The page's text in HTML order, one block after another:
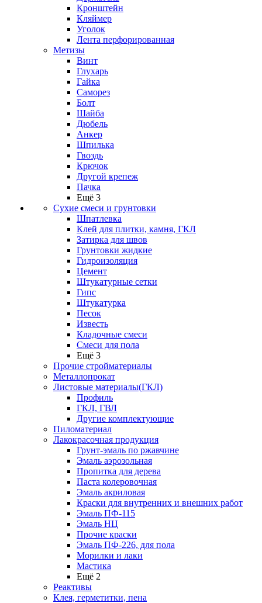
Кронштейн
Кляймер
Уголок
Лента перфорированная
Метизы
Винт
Глухарь
Гайка
Саморез
Болт
Шайба
Дюбель
Анкер
Шпилька
Гвоздь
Крючок
Другой крепеж
Пачка
Ещё 3
Сухие смеси и грунтовки
Шпатлевка
Клей для плитки, камня, ГКЛ
Затирка для швов
Грунтовки жидкие
Гидроизоляция
Цемент
Штукатурные сетки
Гипс
Штукатурка
Песок
Известь
Кладочные смеси
Смеси для пола
Ещё 3
Прочие стройматериалы
Металлопрокат
Листовые материалы(ГКЛ)
Профиль
ГКЛ, ГВЛ
Другие комплектующие
Пиломатериал
Лакокрасочная продукция
Грунт-эмаль по ржавчине
Эмаль аэрозольная
Пропитка для дерева
Паста колеровочная
Эмаль акриловая
Краски для внутренних и внешних работ
Эмаль ПФ-115
Эмаль НЦ
Прочие краски
Эмаль ПФ-226, для пола
Морилки и лаки
Мастика
Ещё 2
Реактивы
Клея, герметитки, пена